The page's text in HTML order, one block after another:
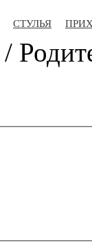
СТУЛЬЯ
/